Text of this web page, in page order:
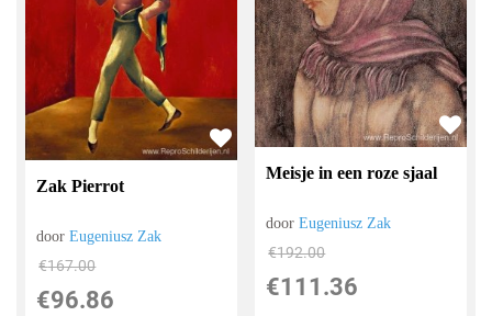
Zak Pierrot
doorEugeniusz Zak
€167.00
€96.86
Meisje in een roze sjaal
doorEugeniusz Zak
€192.00
€111.36